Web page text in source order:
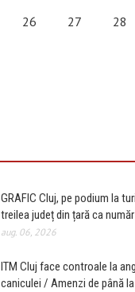
26 27 28
GRAFIC Cluj, pe podium la
treilea județ din țară ca
aug. 06, 2026
ITM Cluj face controale la
caniculei / Amenzi de până